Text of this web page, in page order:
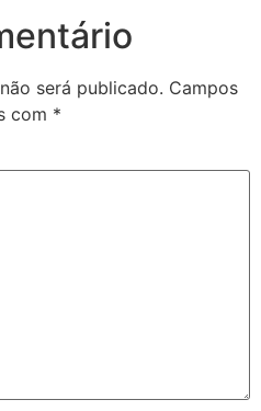
será publicado. Campos
com *